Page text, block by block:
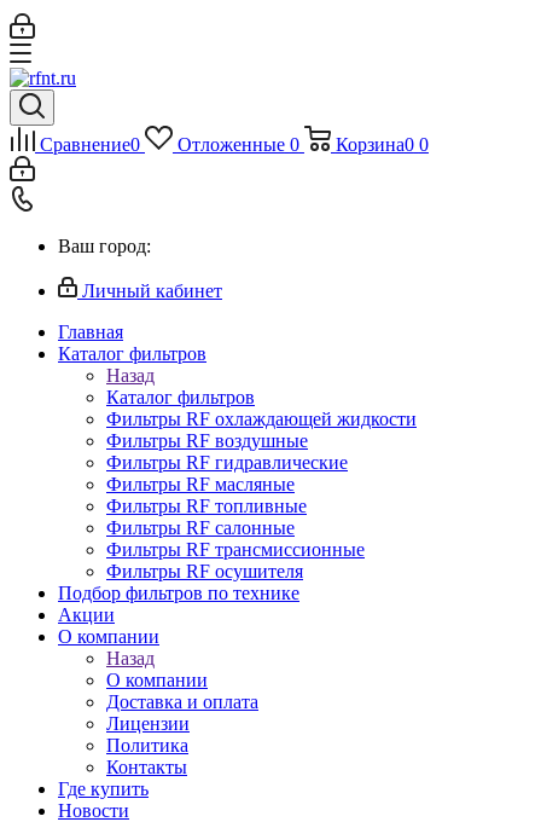
Сравнение0 Отложенные 0 Корзина0 0
Ваш город:
Личный кабинет
Главная
Каталог фильтров
Назад
Каталог фильтров
Фильтры RF охлаждающей жидкости
Фильтры RF воздушные
Фильтры RF гидравлические
Фильтры RF масляные
Фильтры RF топливные
Фильтры RF салонные
Фильтры RF трансмиссионные
Фильтры RF осушителя
Подбор фильтров по технике
Акции
О компании
Назад
О компании
Доставка и оплата
Лицензии
Политика
Контакты
Где купить
Новости